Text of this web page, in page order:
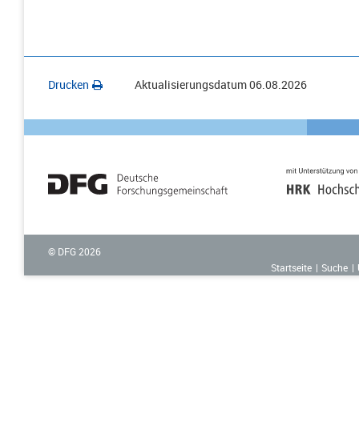
Drucken Aktualisierungsdatum06.08.2026
© DFG 2026
Startseite
Suche